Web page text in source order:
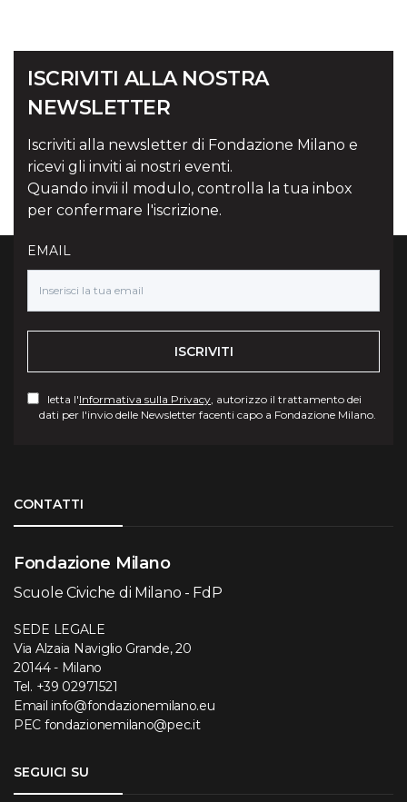
ISCRIVITI ALLA NOSTRA
NEWSLETTER
Iscriviti alla newsletter di Fondazione Milano e
ricevi gli inviti ai nostri eventi.
Quando invii il modulo, controlla la tua inbox
per confermare l'iscrizione.
EMAIL
ISCRIVITI
letta l'Informativa sulla Privacy , autorizzo il trattamento dei
dati per l'invio delle Newsletter facenti capo a Fondazione Milano.
CONTATTI
Fondazione Milano
Scuole Civiche di Milano - FdP
SEDE LEGALE
Via Alzaia Naviglio Grande, 20
20144 - Milano
Tel. +39 02971521
Email info@fondazionemilano.eu
PEC fondazionemilano@pec.it
SEGUICI SU